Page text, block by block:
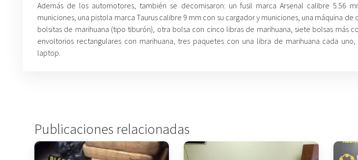
Además de los automotores, también se decomisaron: un fusil marca Arsenal calibre 5.56
municiones, una pistola marca Taurus calibre 9 mm con su cargador y municiones, una máquina
bolsitas de marihuana (tipo tiburón), otra bolsa con cinco libras de marihuana, siete bolsas más
envoltorios rectangulares con marihuana, tres paquetes con una libra de marihuana cada
laptop.
Publicaciones relacionadas